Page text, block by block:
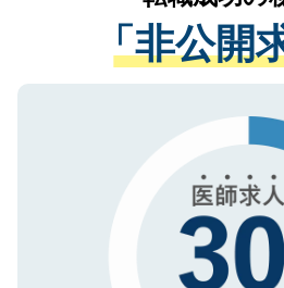
管理基準を満たした事
る、プライバシーマー
で、機密保持に関して
経験をまじえながら、
させていただきます。
ない方には、長期的な
ので、まずはご登録く
「非公開